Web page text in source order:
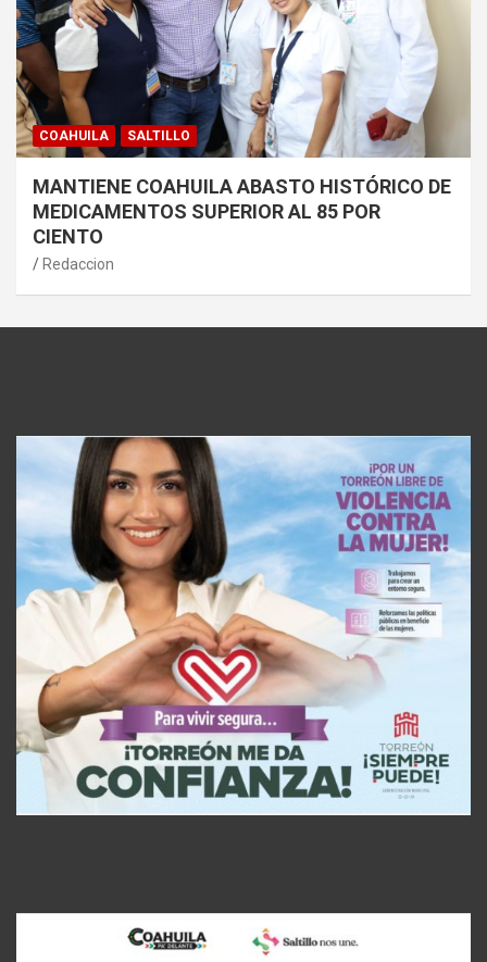
COAHUILA SALTILLO
MANTIENE COAHUILA ABASTO HISTÓRICO DE
MEDICAMENTOS SUPERIOR AL 85 POR
CIENTO
Redaccion